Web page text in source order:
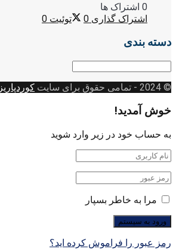
0 اشتراک ها
اشتراک گذاری 0 توئیت 0
دسته بندی
دسته
© 2024
- تمامی حقوق برای سایت کوردپاریز
خوش آمدید!
به حساب خود در زیر وارد شوید
مرا به خاطر بسپار
رمز عبور را فراموش کرده اید؟